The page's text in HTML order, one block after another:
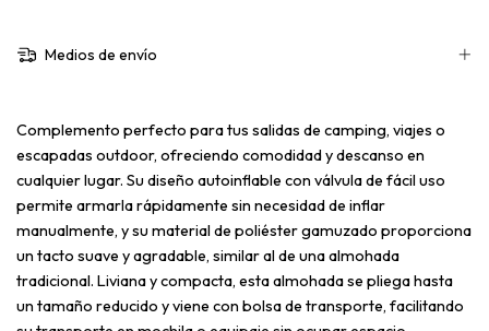
Medios de envío
Complemento perfecto para tus salidas de camping, viajes o
escapadas outdoor, ofreciendo comodidad y descanso en
cualquier lugar. Su diseño autoinflable con válvula de fácil uso
permite armarla rápidamente sin necesidad de inflar
manualmente, y su material de poliéster gamuzado proporciona
un tacto suave y agradable, similar al de una almohada
tradicional. Liviana y compacta, esta almohada se pliega hasta
un tamaño reducido y viene con bolsa de transporte, facilitando